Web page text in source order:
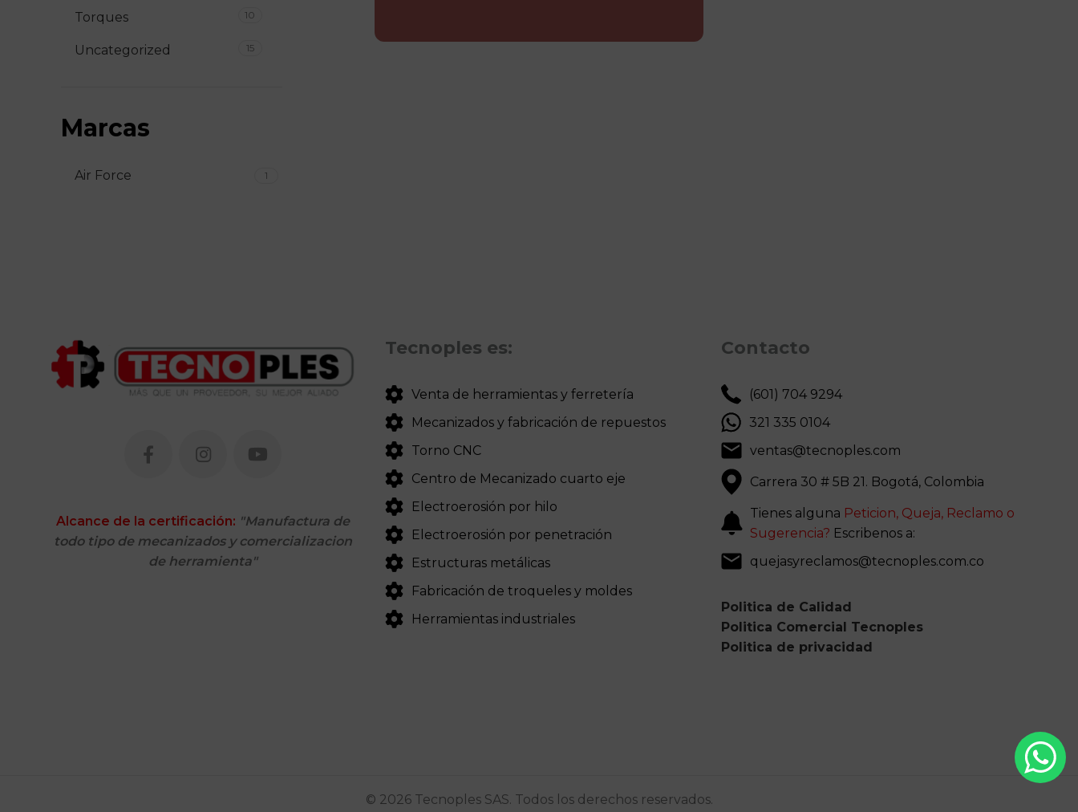
Torques 10
Uncategorized 15
Marcas
Air Force 1
Alcance de la certificación: "Manufactura de
todo tipo de mecanizados y comercializacion
de herramienta"
Tecnoples es:
Venta de herramientas y ferretería
Mecanizados y fabricación de repuestos
Torno CNC
Centro de Mecanizado cuarto eje
Electroerosión por hilo
Electroerosión por penetración
Estructuras metálicas
Fabricación de troqueles y moldes
Herramientas industriales
Contacto
(601) 704 9294
321 335 0104
ventas@tecnoples.com
Carrera 30 # 5B 21. Bogotá, Colombia
Tienes alguna Peticion, Queja, Reclamo o
Sugerencia? Escribenos a:
quejasyreclamos@tecnoples.com.co
Politica de Calidad
Politica Comercial Tecnoples
Politica de privacidad
© 2026 Tecnoples SAS. Todos los derechos reservados.